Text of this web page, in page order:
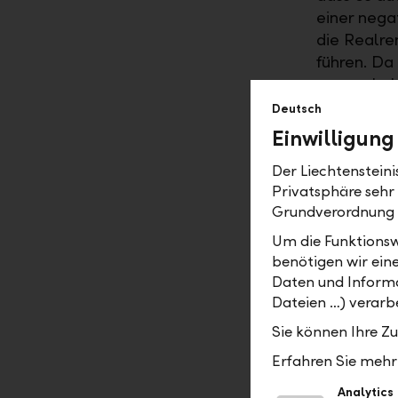
einer
die
führen.
waren,
Wie
guter
Der Blick
Rohstoffe
die
der Regel
Gold
Deutsch
Der
Privatsphäre
Grundverordnung
Um die
benötigen wir
Daten und
Dateien …)
Sie können Ihre
Erfahren Sie
Analytics